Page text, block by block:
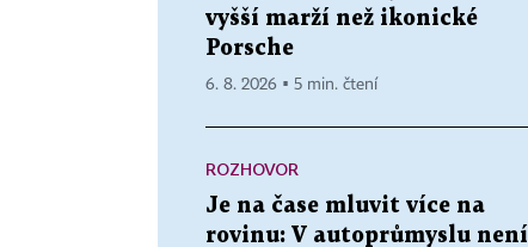
vyšší marží než ikonické
Porsche
6. 8. 2026 ▪ 5 min. čtení
ROZHOVOR
Je na čase mluvit více na
rovinu: V autoprůmyslu není